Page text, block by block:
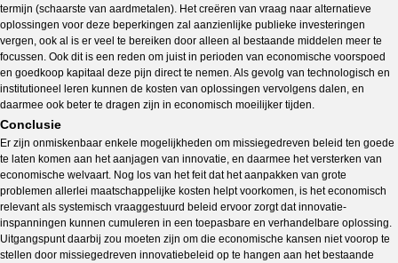
termijn (schaarste van aardmetalen). Het creëren van vraag naar alternatieve
oplossingen voor deze beperkingen zal aanzienlijke publieke investeringen
vergen, ook al is er veel te bereiken door alleen al bestaande middelen meer te
focussen. Ook dit is een reden om juist in perioden van economische voorspoed
en goedkoop kapitaal deze pijn direct te nemen. Als gevolg van technologisch en
institutioneel leren kunnen de kosten van oplossingen vervolgens dalen, en
daarmee ook beter te dragen zijn in economisch moeilijker tijden.
Conclusie
Er zijn onmiskenbaar enkele mogelijkheden om missiegedreven beleid ten goede
te laten komen aan het aanjagen van innovatie, en daarmee het versterken van
economische welvaart. Nog los van het feit dat het aanpakken van grote
problemen allerlei maatschappelijke kosten helpt voorkomen, is het economisch
relevant als systemisch vraaggestuurd beleid ervoor zorgt dat innovatie-
inspanningen kunnen cumuleren in een toepasbare en verhandelbare oplossing.
Uitgangspunt daarbij zou moeten zijn om die economische kansen niet voorop te
stellen door missiegedreven innovatiebeleid op te hangen aan het bestaande